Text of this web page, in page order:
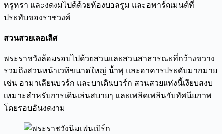
หรูหรา และงดงมไปด้ด้วยห้องบอลรูม และอพาร์ตเมนต์ที่
ประทับของราชวงศ์
สวนสวยเลอเลิศ
พระราชวังล้อมรอบไปด้วยสวนและสวนสาธารณะที่กว้างขวาง
รวมถึงสวนหน้าเวทีขนาดใหญ่ น้ำพุ และอาคารประดับมากมาย
เช่น อามาเลียนบวร์ก และบาเดินบวร์ก สวนสวยแห่งนี้เงียบสงบ
เหมาะสำหรับการเดินเล่นสบายๆ และเพลิดเพลินกับทัศนียภาพ
โดยรอบอันงดงาม